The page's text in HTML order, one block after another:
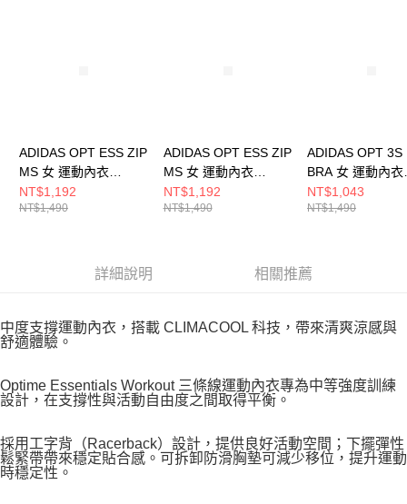
ADIDAS OPT ESS ZIP
MS 女 運動內衣
KB4386
NT$1,192
NT$1,490
ADIDAS OPT ESS ZIP
MS 女 運動內衣
KA4746
NT$1,192
NT$1,490
ADIDAS OPT 3S
BRA 女 運動內衣
KA0103
NT$1,043
NT$1,490
詳細說明 相關推薦
中度支撐運動內衣，搭載 CLIMACOOL 科技，帶來清爽涼感與
舒適體驗。
Optime Essentials Workout 三條線運動內衣專為中等強度訓練
設計，在支撐性與活動自由度之間取得平衡。
採用工字背（Racerback）設計，提供良好活動空間；下擺彈性
鬆緊帶帶來穩定貼合感。可拆卸防滑胸墊可減少移位，提升運動
時穩定性。